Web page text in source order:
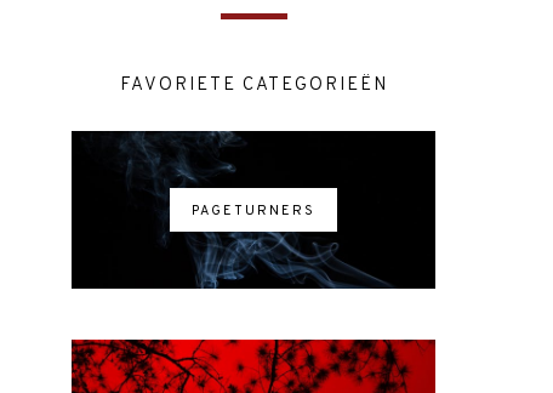
FAVORIETE CATEGORIEËN
PAGETURNERS